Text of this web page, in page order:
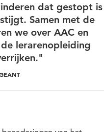
dat gestopt is
Samen met de
we over AAC en
lerarenopleiding